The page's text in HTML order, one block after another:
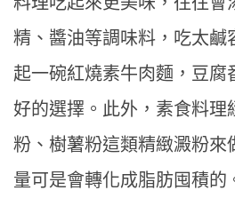
精、醬油等調味料，吃太鹹
起一碗紅燒素牛肉麵，豆腐
好的選擇。此外，素食料理
粉、樹薯粉這類精緻澱粉來
量可是會轉化成脂肪囤積的